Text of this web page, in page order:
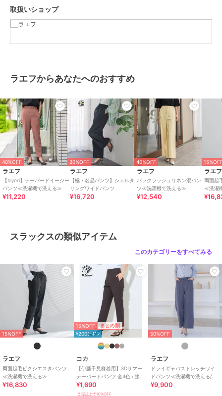
家庭洗濯：液温は40℃を限度とし、洗濯機で弱い洗濯ができる。
自然乾燥：日蔭の吊り干しがよい。
■モデル1 身長 173cm/着用サイズ 9号
※画像の商品はサンプルとなりますので実際の商品と仕様、加工、サ
イズが若干異なる場合がございます。
※お客様のモニター環境により実際のお色と多少異なる場合がござい
ます。
※撮影状況や光の当たり具合により、色合いが異なって見える場合が
ございます。
※商品タグに記載されたサイズはヌードサイズです。実際の商品のサ
イズは商品情報の実寸をご確認ください。
関連ワード：la.f… ラ エフ 2024秋冬 2024AW 冬 冬服 イージーパン
ショップ ラエフ
商品カテゴリ ／スラックス
性別タイプ
レディース
／ スラックス
カラー
オフホワイト、ブラック、ベージ
ュ
サイズ 7号,9号,11号
ナイロン73％ キュプラ19％ ポリ
ウレタン8％
商品のお取り扱い方法
取扱いショップ
ラエフからあなたへのおすすめ
40%OFF
ラエフ
【biyori】テーパードイージー
パンツ≪洗濯機で洗える≫
¥11,220
20%OFF
ラエフ
【極・名品パンツ】シェルタ
リングワイドパンツ
¥16,720
40%OFF
ラエフ
バックラッシュリネン混パン
ツ≪洗濯機で洗える≫
¥12,540
ラエフ
両面起
≪洗濯
スラックスの類似アイテム
このカテゴリーをすべてみる
15%OFF
ラエフ
両面起毛ピクシエスタパンツ
≪洗濯機で洗える≫
¥16,830
15%OFF まとめ割
¥200ｸｰﾎﾟﾝ
コカ
【伊藤千晃様着用】3Dサマー
テーパードパンツ 全4色 / 接触
冷感・シワになりにくい
¥1,690
2点以上で10%OFF
50%OFF
ラエフ
ドライギャバストレッチワイ
ドパンツ≪洗濯機で洗える/セ
ットアップ対応≫
¥9,900